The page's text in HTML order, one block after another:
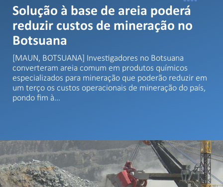
Solução à base de areia poderá
reduzir custos de mineração no
Botsuana
[MAUN, BOTSUANA] Investigadores no Botsuana
converteram areia comum em produtos químicos
especializados para mineração que poderão reduzir em
um terço os custos operacionais de mineração do país,
pondo fim à…